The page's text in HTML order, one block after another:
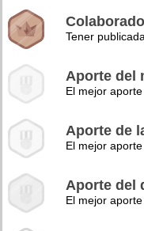
Tener
Aporte del
El mejor
Aporte de
El mejor
Aporte del
El mejor